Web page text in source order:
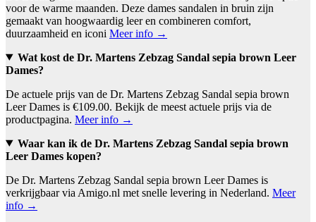
voor de warme maanden. Deze dames sandalen in bruin zijn
gemaakt van hoogwaardig leer en combineren comfort,
duurzaamheid en iconi Meer info →
Wat kost de Dr. Martens Zebzag Sandal sepia brown Leer
Dames?
De actuele prijs van de Dr. Martens Zebzag Sandal sepia brown
Leer Dames is €109.00. Bekijk de meest actuele prijs via de
productpagina. Meer info →
Waar kan ik de Dr. Martens Zebzag Sandal sepia brown
Leer Dames kopen?
De Dr. Martens Zebzag Sandal sepia brown Leer Dames is
verkrijgbaar via Amigo.nl met snelle levering in Nederland. Meer
info →